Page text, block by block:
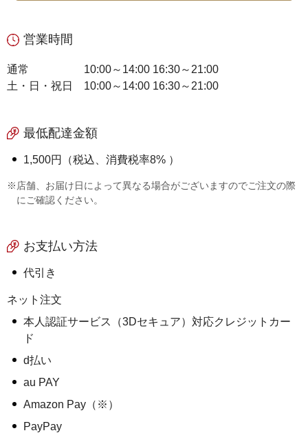
営業時間
通常
10:00～14:00 16:30～21:00
土・日・祝日
10:00～14:00 16:30～21:00
最低配達金額
1,500円（税込、消費税率8% ）
※店舗、お届け日によって異なる場合がございますのでご注文の際
にご確認ください。
お支払い方法
代引き
ネット注文
本人認証サービス（3Dセキュア）対応クレジットカー
ド
d払い
au PAY
Amazon Pay（※）
PayPay